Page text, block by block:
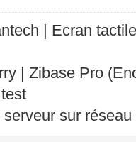
| Ecran
| Zibase Pro
sur